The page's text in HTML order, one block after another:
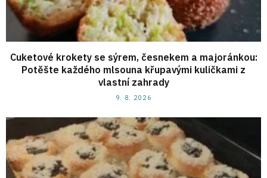
Cuketové krokety se sýrem, česnekem a majoránkou:
Potěšte každého mlsouna křupavými kuličkami z
vlastní zahrady
9. 8. 2026